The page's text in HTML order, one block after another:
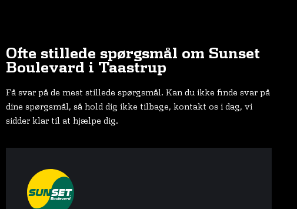
Ofte stillede spørgsmål om Sunset
Boulevard i Taastrup
Få svar på de mest stillede spørgsmål. Kan du ikke finde svar på
dine spørgsmål, så hold dig ikke tilbage, kontakt os i dag, vi
sidder klar til at hjælpe dig.